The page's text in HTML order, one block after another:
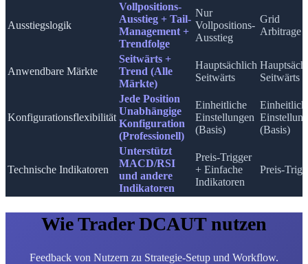
Ausstiegslogik
Vollpositions-
Ausstieg + Tail-
Management +
Trendfolge
Nur
Vollpositions-
Ausstieg
Grid
Arbitrage
Anwendbare Märkte
Seitwärts +
Trend (Alle
Märkte)
Hauptsächlich
Seitwärts
Seitwärts
Konfigurationsflexibilität
Jede Position
Unabhängige
Konfiguration
(Professionell)
Einheitliche
Einstellungen
(Basis)
(Basis)
Technische Indikatoren
Unterstützt
MACD/RSI
und andere
Indikatoren
Preis-Trigger
+ Einfache
Indikatoren
Preis-
Wie Trader DCAUT nutzen
Feedback von Nutzern zu Strategie-Setup und Workflow.